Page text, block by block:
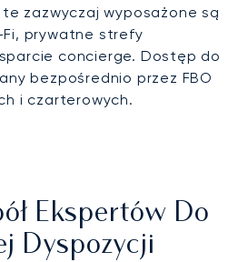
te zazwyczaj wyposażone są
prywatne strefy
concierge. Dostęp do
bezpośrednio przez FBO
i czarterowych.
Ekspertów Do
Dyspozycji